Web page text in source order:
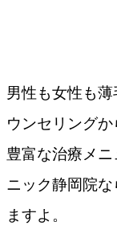
男性も女性も
ウンセリング
豊富な治療メ
ニック静岡院
ますよ。